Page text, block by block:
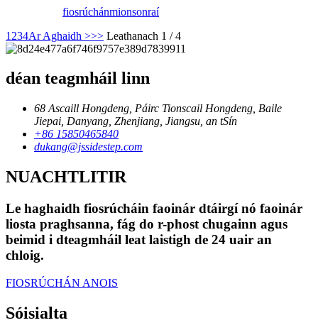
fiosrúchánmionsonraí
1 234Ar Aghaidh >>> Leathanach 1 / 4
déan teagmháil linn
68 Ascaill Hongdeng, Páirc Tionscail Hongdeng, Baile
Jiepai, Danyang, Zhenjiang, Jiangsu, an tSín
+86 15850465840
dukang@jssidestep.com
NUACHTLITIR
Le haghaidh fiosrúcháin faoinár dtáirgí nó faoinár
liosta praghsanna, fág do r-phost chugainn agus
beimid i dteagmháil leat laistigh de 24 uair an
chloig.
FIOSRÚCHÁN ANOIS
Sóisialta